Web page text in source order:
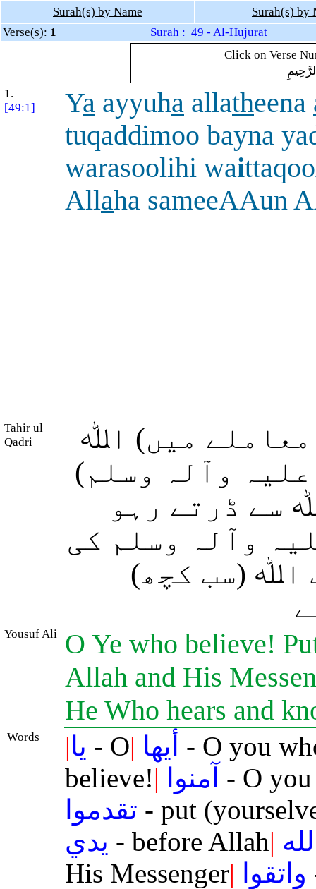
Surah(s) by Name
Surah(s) by
Verse(s): 1
Surah : 49 - Al-Hujurat
Click on Verse
1.
[49:1]
Ya ayyuha allatheena
tuqaddimoo bayna
warasoolihi wai
Allaha sameeAAun
Tahir ul
Qadri
میں) اﷲ
وآلہ وسلم)
سے ڈرتے رہو
وآلہ وسلم کی
اﷲ (سب کچھ)
Yousuf Ali
O Ye who believe!
Allah and His
He Who hears and
Words |يا - O| أيها - O you
believe!| آمنوا - O
تقدموا - put
يدي - before Allah|
His Messenger| واتقوا